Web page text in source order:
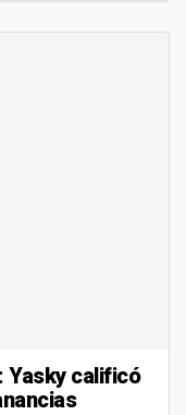
Yasky calificó